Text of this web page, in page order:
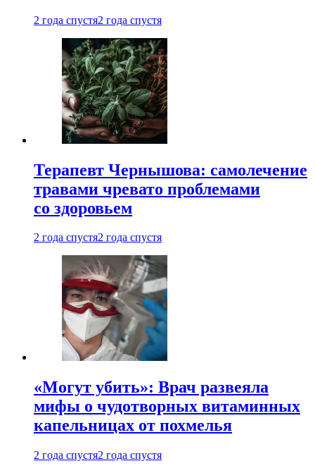
2 года спустя2 года спустя
Терапевт Чернышова: самолечение
травами чревато проблемами
со здоровьем
2 года спустя2 года спустя
«Могут убить»: Врач развеяла
мифы о чудотворных витаминных
капельницах от похмелья
2 года спустя2 года спустя